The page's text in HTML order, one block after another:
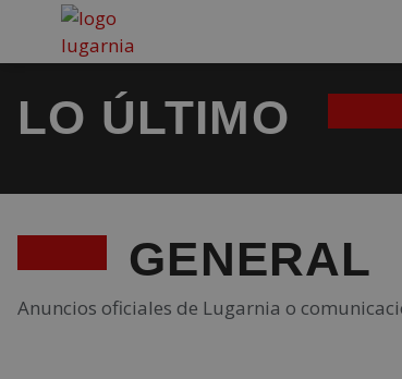
LO ÚLTIMO
GENERAL
Anuncios oficiales de Lugarnia o